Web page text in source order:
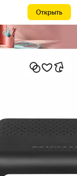
Открыть